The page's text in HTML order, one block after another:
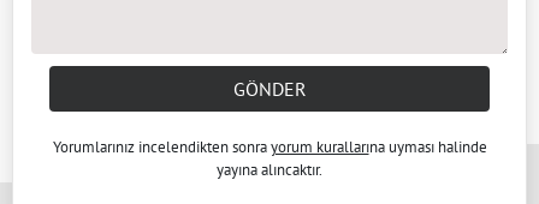
GÖNDER
Yorumlarınız incelendikten sonrayorum kurallarına uyması halinde
yayına alıncaktır.